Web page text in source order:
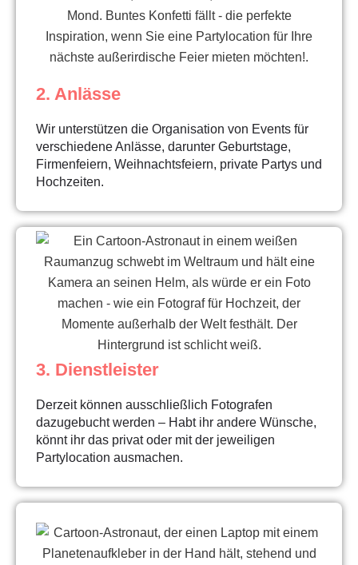
2. Anlässe
Wir unterstützen die Organisation von Events für
verschiedene Anlässe, darunter Geburtstage,
Firmenfeiern, Weihnachtsfeiern, private Partys und
Hochzeiten.
3. Dienstleister
Derzeit können ausschließlich Fotografen
dazugebucht werden – Habt ihr andere Wünsche,
könnt ihr das privat oder mit der jeweiligen
Partylocation ausmachen.